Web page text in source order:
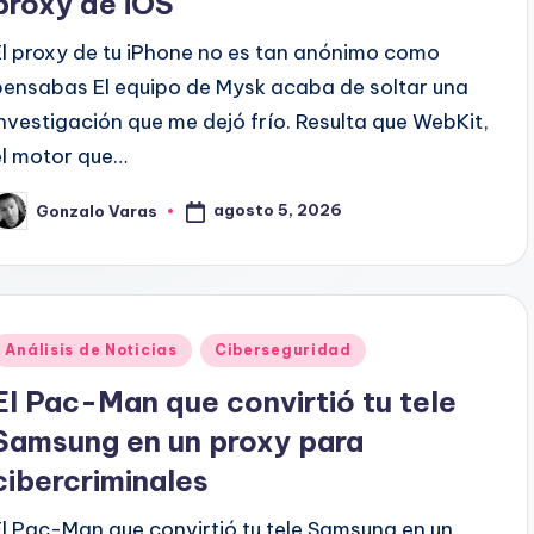
proxy de tu iPhone no es tan anónimo como
El equipo de Mysk acaba de soltar una
que me dejó frío. Resulta que WebKit,
motor que…
Gonzalo Varas agosto 5, 2026
Análisis de Noticias Ciberseguridad
Pac-Man que convirtió tu tele
en un proxy para